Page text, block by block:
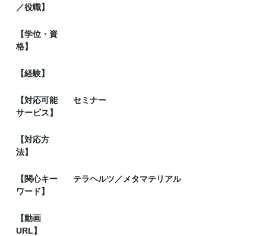
／役職】
【学位・資
格】
【経験】
【対応可能
サービス】
セミナー
【対応方
法】
【関心キー
ワード】
テラヘルツ／メタマテリアル
【動画
URL】